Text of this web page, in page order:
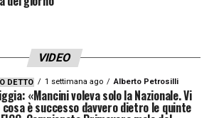
le discussioni sulle
NOSTRE TOP NEWS
VIDEO
DETTO 1 settimana ago Alberto Petrosilli
«Mancini voleva solo la Nazionale. Vi
cosa è successo davvero dietro le quinte